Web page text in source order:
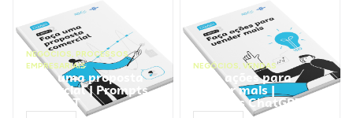
NEGÓCIOS, PROCESSOS
EMPRESARIAIS
Faça uma proposta
comercial | Prompts
ChatGPT
NEGÓCIOS, VENDAS
Faça ações para
vender mais |
Prompts ChatGPT